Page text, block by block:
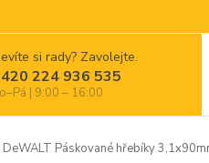
si rady? Zavolejte.
224 936 535
| 9:00 – 16:00
Páskované hřebíky